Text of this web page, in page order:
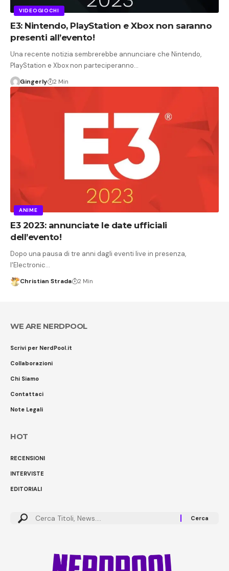
VIDEOGIOCHI
E3: Nintendo, PlayStation e Xbox non saranno
presenti all’evento!
Una recente notizia sembrerebbe annunciare che Nintendo,
PlayStation e Xbox non parteciperanno…
Gingerly 2 Min
ANIME
E3 2023: annunciate le date ufficiali
dell’evento!
Dopo una pausa di tre anni dagli eventi live in presenza,
l'Electronic…
Christian Strada 2 Min
WE ARE NERDPOOL
Scrivi per NerdPool.it
Collaborazioni
Chi Siamo
Contattaci
Note Legali
HOT
RECENSIONI
INTERVISTE
EDITORIALI
Cerca: